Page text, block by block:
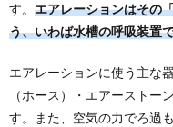
す。 エアレーションはその
う、いわば水槽の呼吸装置
エアレーションに使う主な
（ホース）・エアーストー
す。また、空気の力でろ過